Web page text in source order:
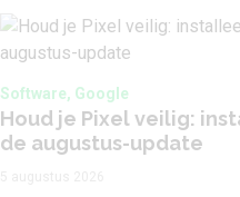
Software, Google
Houd je Pixel veilig:
de augustus-update